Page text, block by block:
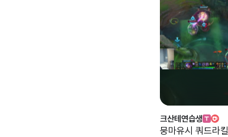
크산테연습생
뭉마유시 쿼드라킬